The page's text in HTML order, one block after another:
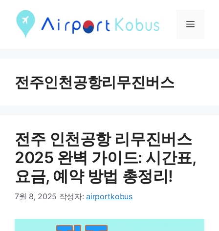
메
전주인천공항리무진버스
전주 인천공항 리무진버스
2025 완벽 가이드: 시간표,
요금, 예약 방법 총정리!
7월 8, 2025 작성자:airportkobus